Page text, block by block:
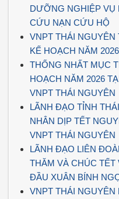
DƯỠNG NGHIỆP VỤ
CỨU NẠN CỨU HỘ
VNPT THÁI
KẾ HOẠCH NĂM 2026
THỐNG NHẤT MỤC
HOẠCH NĂM 2026
VNPT THÁI NGUYÊN
LÃNH ĐẠO TỈNH
NHÂN DỊP TẾT
VNPT THÁI NGUYÊN
LÃNH ĐẠO LIÊN
THĂM VÀ CHÚC TẾT
ĐẦU XUÂN BÍNH
VNPT THÁI NGUYÊN